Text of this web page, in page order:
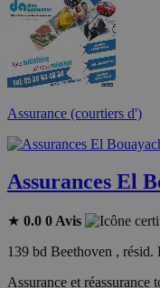
Assurance (courtiers d')
Assurances El
★ 0.0 0 Avis
139 bd Beethoven ,
Assurance et réassurance